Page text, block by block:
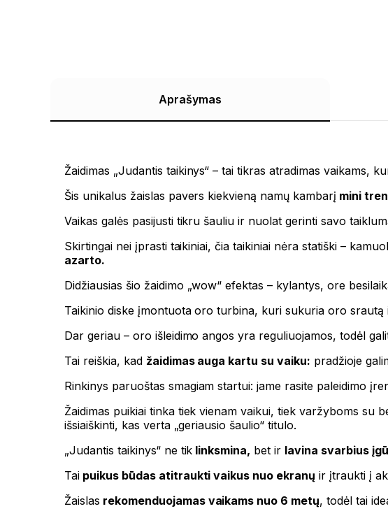
Aprašymas
Žaidimas „Judantis taikinys“ – tai tikras atradimas vaikams,
Šis unikalus žaislas pavers kiekvieną namų kambarį mini
Vaikas galės pasijusti tikru šauliu ir nuolat gerinti savo
Skirtingai nei įprasti taikiniai, čia taikiniai nėra statiški –
azarto.
Didžiausias šio žaidimo „wow“ efektas – kylantys, ore
Taikinio diske įmontuota oro turbina, kuri sukuria oro srautą
Dar geriau – oro išleidimo angos yra reguliuojamos, todėl
Tai reiškia, kad žaidimas auga kartu su vaiku: pradžioje
Rinkinys paruoštas smagiam startui: jame rasite paleidimo
Žaidimas puikiai tinka tiek vienam vaikui, tiek varžyboms su
išsiaiškinti, kas verta „geriausio šaulio“ titulo.
„Judantis taikinys“ ne tik linksmina, bet ir lavina svarbius
Taipuikus būdas atitraukti vaikus nuo ekranų ir įtraukti į
Žaislas rekomenduojamas vaikams nuo 6 metų, todėl tai